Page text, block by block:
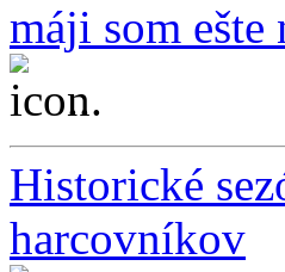
máji som
...
Historické
harcovníkov